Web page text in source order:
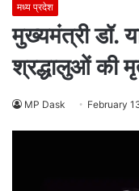
मध्य प्रदेश
मुख्यमंत्री डॉ.
श्रद्धालुओं की
MP Dask February